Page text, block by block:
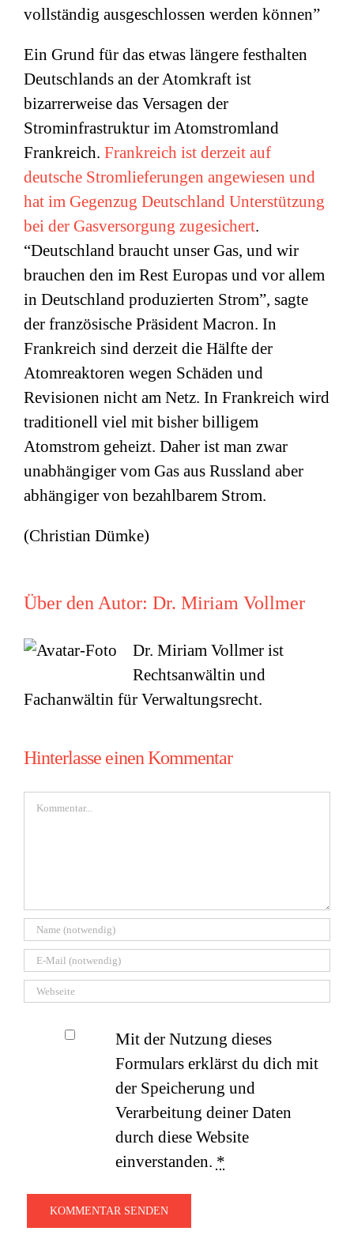
vollständig ausgeschlossen werden können”
Ein Grund für das etwas längere festhalten
Deutschlands an der Atomkraft ist
bizarrerweise das Versagen der
Strominfrastruktur im Atomstromland
Frankreich. Frankreich ist derzeit auf
deutsche Stromlieferungen angewiesen und
hat im Gegenzug Deutschland Unterstützung
bei der Gasversorgung zugesichert.
“Deutschland braucht unser Gas, und wir
brauchen den im Rest Europas und vor allem
in Deutschland produzierten Strom”, sagte
der französische Präsident Macron. In
Frankreich sind derzeit die Hälfte der
Atomreaktoren wegen Schäden und
Revisionen nicht am Netz. In Frankreich wird
traditionell viel mit bisher billigem
Atomstrom geheizt. Daher ist man zwar
unabhängiger vom Gas aus Russland aber
abhängiger von bezahlbarem Strom.
(Christian Dümke)
Über den Autor: Dr. Miriam Vollmer
Dr. Miriam Vollmer ist
Rechtsanwältin und
Fachanwältin für Verwaltungsrecht.
Hinterlasse einen Kommentar
Kommentar
Mit der Nutzung dieses
Formulars erklärst du dich mit
der Speicherung und
Verarbeitung deiner Daten
durch diese Website
einverstanden. *